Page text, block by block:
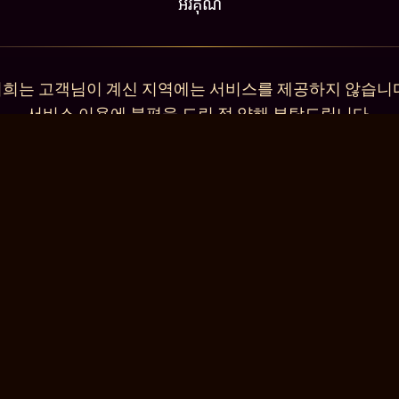
អរគុណ
희는 고객님이 계신 지역에는 서비스를 제공하지 않습니
서비스 이용에 불편을 드린 점 양해 부탁드립니다.